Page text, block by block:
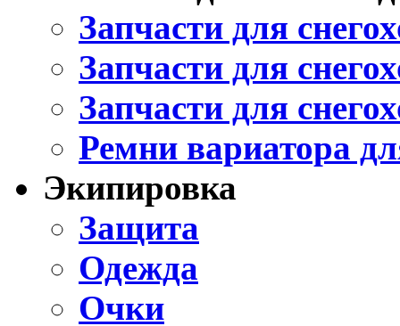
Запчасти для
Запчасти для
Запчасти для
Ремни вариатора
Экипировка
Защита
Одежда
Очки